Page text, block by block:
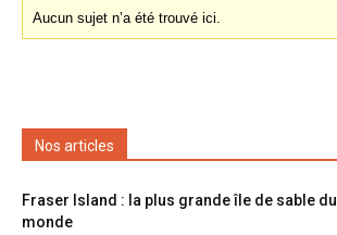
Aucun sujet n’a été trouvé ici.
Nos articles
Fraser Island : la plus grande île de sable du
monde